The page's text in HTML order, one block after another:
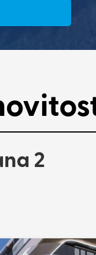
2